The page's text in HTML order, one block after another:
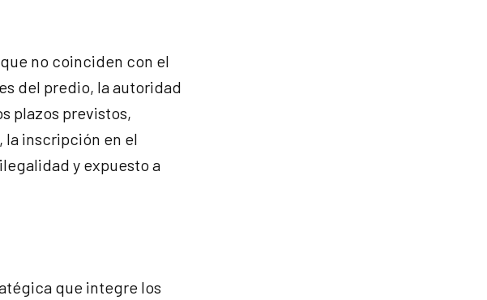
no coinciden con el
del predio, la autoridad
plazos previstos,
la inscripción en el
y expuesto a
que integre los